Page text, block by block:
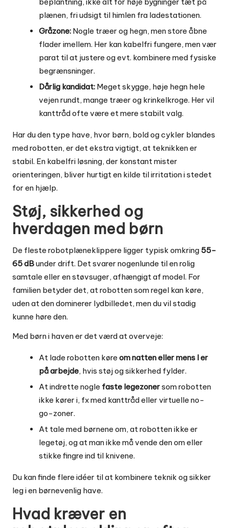
plænen, fri udsigt til himlen fra ladestationen.
Gråzone: Nogle træer og hegn, men store åbne
flader imellem. Her kan kabelfri fungere, men vær
parat til at justere og evt. kombinere med fysiske
begrænsninger.
Dårlig kandidat: Meget skygge, høje hegn hele
vejen rundt, mange træer og krinkelkroge. Her vil
kanttråd ofte være et mere stabilt valg.
Har du den type have, hvor børn, bold og cykler blandes
med robotten, er det ekstra vigtigt, at teknikken er
stabil. En kabelfri løsning, der konstant mister
orienteringen, bliver hurtigt en kilde til irritation i stedet
for en hjælp.
Støj, sikkerhed og
hverdagen med børn
De fleste robotplæneklippere ligger typisk omkring 55-
65 dBunder drift. Det svarer nogenlunde til en rolig
samtale eller en støvsuger, afhængigt af model. For
familien betyder det, at robotten som regel kan køre,
uden at den dominerer lydbilledet, men du vil stadig
kunne høre den.
Med børn i haven er det værd at overveje:
At lade robotten køre om natten eller mens I er
på arbejde, hvis støj og sikkerhed fylder.
At indrette nogle faste legezonersom robotten
ikke kører i, fx med kanttråd eller virtuelle no-
go-zoner.
At tale med børnene om, at robotten ikke er
legetøj, og at man ikke må vende den om eller
stikke fingre ind til knivene.
Du kan finde flere idéer til at kombinere teknik og sikker
leg i en børnevenlig have.
Hvad kræver en